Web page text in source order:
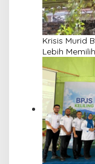
Krisis Murid
Lebih